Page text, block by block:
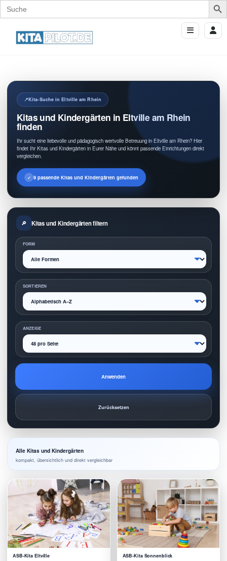
Search
for:
Kita-Suche in Eltville am Rhein
Kitas und Kindergärten in Eltville am Rhein
finden
Ihr sucht eine liebevolle und pädagogisch wertvolle Betreuung in Eltville am Rhein? Hier
findet Ihr Kitas und Kindergärten in Eurer Nähe und könnt passende Einrichtungen direkt
vergleichen.
9 passende Kitas und Kindergärten gefunden
Kitas und Kindergärten filtern
FORM
SORTIEREN
ANZEIGE
Anwenden
Zurücksetzen
Alle Kitas und Kindergärten
kompakt, übersichtlich und direkt vergleichbar
ASB-Kita Eltville ASB-Kita Sonnenblick